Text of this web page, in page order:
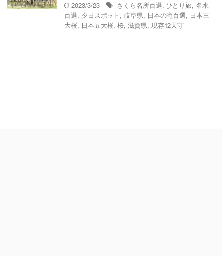
2023/3/23 さくら名所百選, ひとり旅, 名水
百選, 夕日スポット , 岐阜県, 日本の滝百選, 日本三
大桜, 日本五大桜, 桜, 滋賀県, 現存12天守